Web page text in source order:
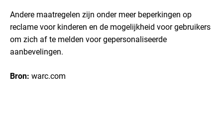
Andere maatregelen zijn onder meer beperkingen op
reclame voor kinderen en de mogelijkheid voor gebruikers
om zich af te melden voor gepersonaliseerde
aanbevelingen.
Bron: warc.com